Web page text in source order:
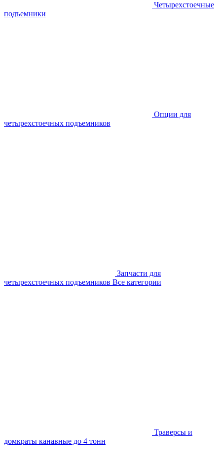
Четырехстоечные
подъемники
Опции для
четырехстоечных подъемников
Запчасти для
четырехстоечных подъемников Все категории
Траверсы и
домкраты канавные до 4 тонн